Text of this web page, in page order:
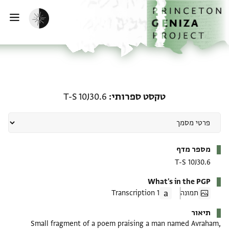
לתוכןהבית
הפעלת מצב כהה
טקסט ספרותי T-S 10J30.6
מספר מדף
T-S 10J30.6
What's in the PGP
תמונה
1 Transcription
תיאור
Small fragment of a poem praising a man named Avraham,